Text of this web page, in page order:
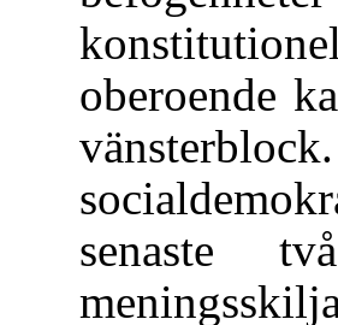
oberoende
senaste